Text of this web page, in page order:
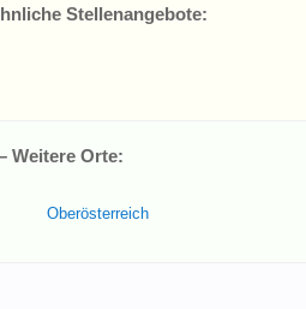
Stellenangebote:
Weitere Orte:
Oberösterreich